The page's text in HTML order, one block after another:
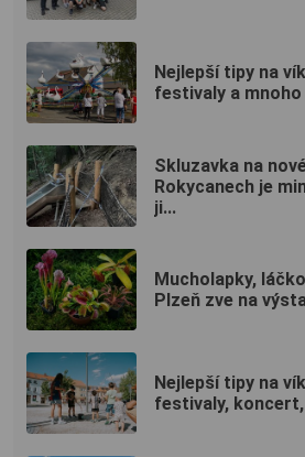
Nejlepší tipy na
festivaly a mnoho
Skluzavka na
Rokycanech je
ji...
Mucholapky,
Plzeň zve na
Nejlepší tipy na
festivaly,